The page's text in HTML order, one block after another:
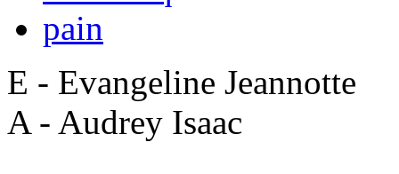
pain
E - Evangeline Jeannotte
A - Audrey Isaac